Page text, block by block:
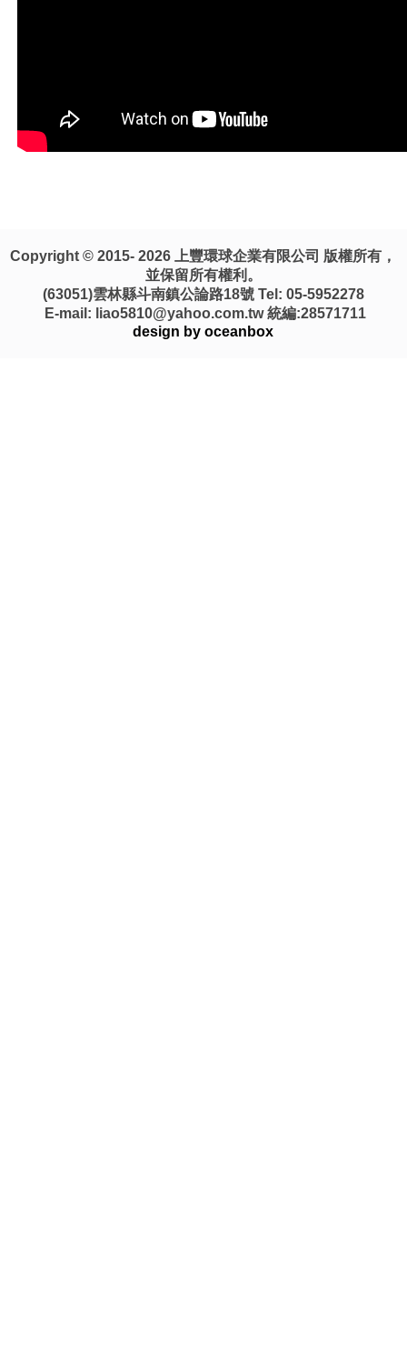
Copyright © 2015- 2026 上豐環球企業有限公司 版權所有，
並保留所有權利。
(63051)雲林縣斗南鎮公論路18號 Tel: 05-5952278
E-mail: liao5810@yahoo.com.tw 統編:28571711
design by oceanbox